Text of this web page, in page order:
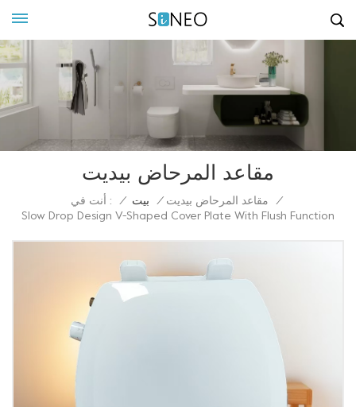
مقاعد المرحاض بيديت
أنت في : / بيت / مقاعد المرحاض بيديت
/
Slow Drop Design V-Shaped Cover Plate With Flush Function